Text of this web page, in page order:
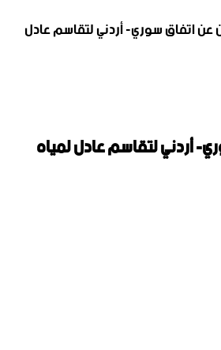
عن اتفاق سوري- أردني لتقاسم عادل
أردني لتقاسم عادل لمياه